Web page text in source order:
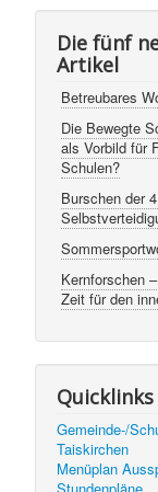
Die fünf
Artikel
Betreubares
Die Bewegte
als Vorbild für
Schulen?
Burschen der
Kernforschen
Zeit für den
Quicklinks
Gemeinde-/
Taiskirchen
Menüplan